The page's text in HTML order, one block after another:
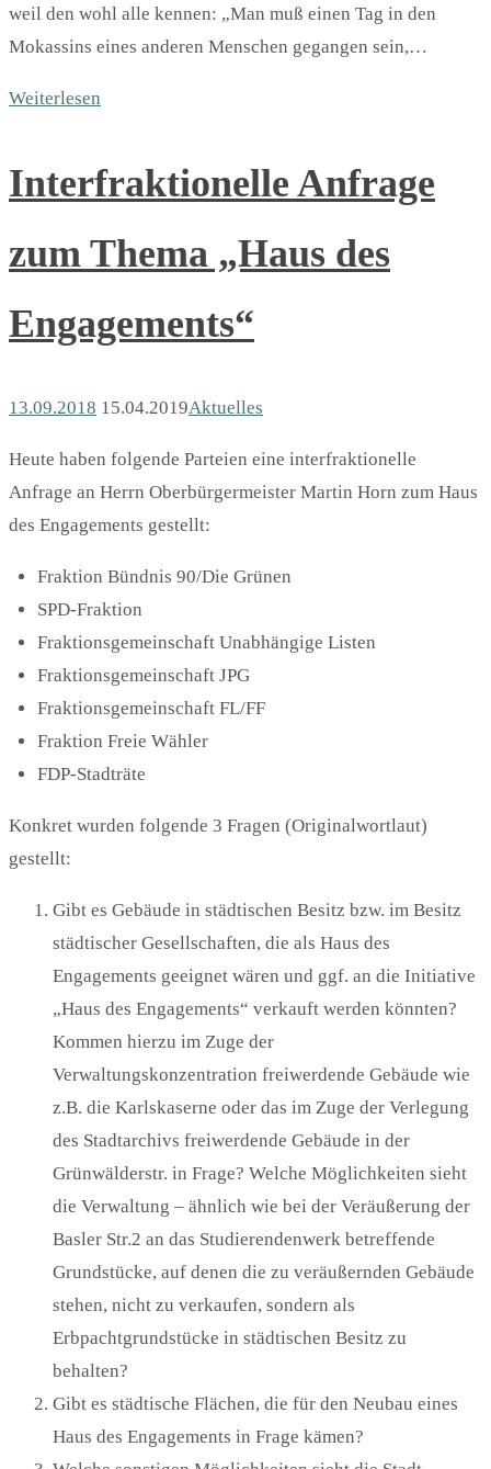
weil den wohl alle kennen: „Man muß einen Tag in den
Mokassins eines anderen Menschen gegangen sein,…
Weiterlesen
Interfraktionelle Anfrage
zum Thema „Haus des
Engagements“
13.09.2018 15.04.2019Aktuelles
Heute haben folgende Parteien eine interfraktionelle
Anfrage an Herrn Oberbürgermeister Martin Horn zum Haus
des Engagements gestellt:
Fraktion Bündnis 90/Die Grünen
SPD-Fraktion
Fraktionsgemeinschaft Unabhängige Listen
Fraktionsgemeinschaft JPG
Fraktionsgemeinschaft FL/FF
Fraktion Freie Wähler
FDP-Stadträte
Konkret wurden folgende 3 Fragen (Originalwortlaut)
gestellt:
Gibt es Gebäude in städtischen Besitz bzw. im Besitz
städtischer Gesellschaften, die als Haus des
Engagements geeignet wären und ggf. an die Initiative
„Haus des Engagements“ verkauft werden könnten?
Kommen hierzu im Zuge der
Verwaltungskonzentration freiwerdende Gebäude wie
z.B. die Karlskaserne oder das im Zuge der Verlegung
des Stadtarchivs freiwerdende Gebäude in der
Grünwälderstr. in Frage? Welche Möglichkeiten sieht
die Verwaltung – ähnlich wie bei der Veräußerung der
Basler Str.2 an das Studierendenwerk betreffende
Grundstücke, auf denen die zu veräußernden Gebäude
stehen, nicht zu verkaufen, sondern als
Erbpachtgrundstücke in städtischen Besitz zu
behalten?
Gibt es städtische Flächen, die für den Neubau eines
Haus des Engagements in Frage kämen?